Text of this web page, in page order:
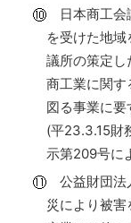
日本商工会
を受けた地
議所の策定し
商工業に関
図る事業に
(平23.3.15財
示第209号に
公益財団法
災により被